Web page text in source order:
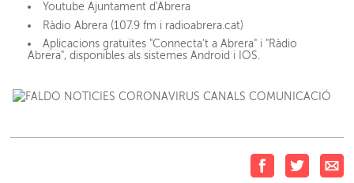
Youtube Ajuntament d'Abrera
Ràdio Abrera (107.9 fm i radioabrera.cat)
Aplicacions gratuïtes "Connecta't a Abrera" i "Ràdio
Abrera", disponibles als sistemes Android i IOS.